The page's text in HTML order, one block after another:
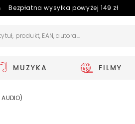
Bezpłatna wysyłka powyżej 149 zł
MUZYKA FILMY
AUDIO)